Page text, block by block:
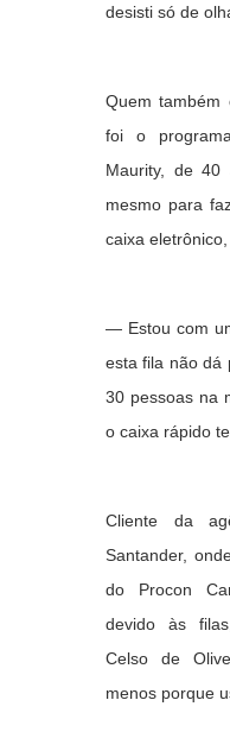
desisti só de
Quem também
foi o
Maurity, de 40
mesmo para
caixa
— Estou com
esta fila não dá
30 pessoas na
o caixa rápido
Cliente da
Santander,
do Procon
devido às
Celso de
menos porque